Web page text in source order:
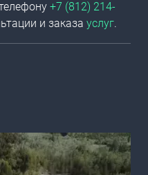
+7 (812) 214-
и заказа услуг.